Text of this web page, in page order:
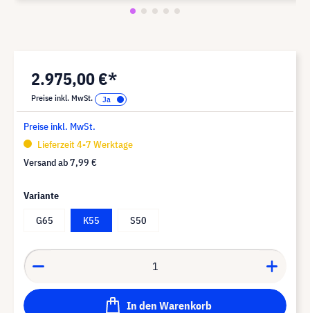
2.975,00 €*
Preise inkl. MwSt.
Preise inkl. MwSt.
Lieferzeit 4-7 Werktage
Versand ab7,99 €
Variante
G65
K55 S50
In den Warenkorb